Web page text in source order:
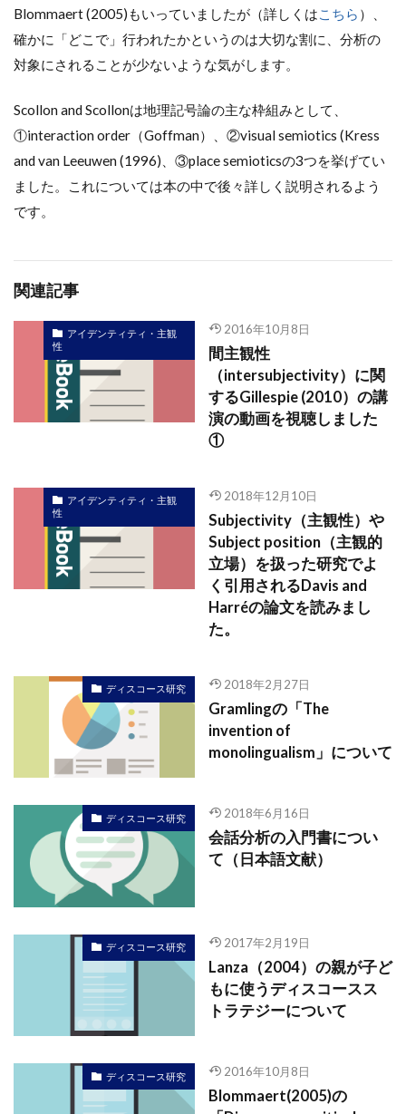
Blommaert (2005)もいっていましたが（詳しくは こちら ）、
確かに「どこで」行われたかというのは大切な割に、分析の
対象にされることが少ないような気がします。
Scollon and Scollonは地理記号論の主な枠組みとして、
①interaction order（Goffman）、②visual semiotics (Kress
and van Leeuwen (1996)、③place semioticsの3つを挙げてい
ました。これについては本の中で後々詳しく説明されるよう
です。
関連記事
アイデンティティ・主観
性
2016年10月8日
間主観性
（intersubjectivity）に関
するGillespie (2010）の講
演の動画を視聴しました
①
アイデンティティ・主観
性
2018年12月10日
Subjectivity（主観性）や
Subject position（主観的
立場）を扱った研究でよ
く引用されるDavis and
Harréの論文を読みまし
た。
ディスコース研究 2018年2月27日
Gramlingの「The
invention of
monolingualism」について
ディスコース研究 2018年6月16日
会話分析の入門書につい
て（日本語文献）
ディスコース研究 2017年2月19日
Lanza（2004）の親が子ど
もに使うディスコースス
トラテジーについて
ディスコース研究 2016年10月8日
Blommaert(2005)の